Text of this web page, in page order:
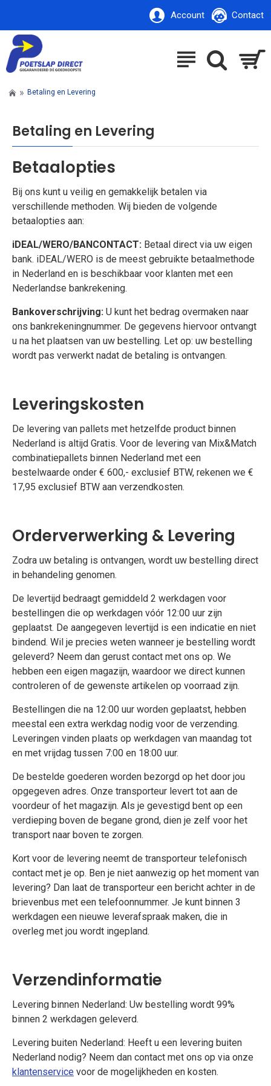
Account Contact
Betaling en Levering
Betaling en Levering
Betaalopties
Bij ons kunt u veilig en gemakkelijk betalen via
verschillende methoden. Wij bieden de volgende
betaalopties aan:
iDEAL/WERO/BANCONTACT: Betaal direct via uw eigen
bank. iDEAL/WERO is de meest gebruikte betaalmethode
in Nederland en is beschikbaar voor klanten met een
Nederlandse bankrekening.
Bankoverschrijving: U kunt het bedrag overmaken naar
ons bankrekeningnummer. De gegevens hiervoor ontvangt
u na het plaatsen van uw bestelling. Let op: uw bestelling
wordt pas verwerkt nadat de betaling is ontvangen.
Leveringskosten
De levering van pallets met hetzelfde product binnen
Nederland is altijd Gratis. Voor de levering van Mix&Match
combinatiepallets binnen Nederland met een
bestelwaarde onder € 600,- exclusief BTW, rekenen we €
17,95 exclusief BTW aan verzendkosten.
Orderverwerking & Levering
Zodra uw betaling is ontvangen, wordt uw bestelling direct
in behandeling genomen.
De levertijd bedraagt gemiddeld 2 werkdagen voor
bestellingen die op werkdagen vóór 12:00 uur zijn
geplaatst. De aangegeven levertijd is een indicatie en niet
bindend. Wil je precies weten wanneer je bestelling wordt
geleverd? Neem dan gerust contact met ons op. We
hebben een eigen magazijn, waardoor we direct kunnen
controleren of de gewenste artikelen op voorraad zijn.
Bestellingen die na 12:00 uur worden geplaatst, hebben
meestal een extra werkdag nodig voor de verzending.
Leveringen vinden plaats op werkdagen van maandag tot
en met vrijdag tussen 7:00 en 18:00 uur.
De bestelde goederen worden bezorgd op het door jou
opgegeven adres. Onze transporteur levert tot aan de
voordeur of het magazijn. Als je gevestigd bent op een
verdieping boven de begane grond, dien je zelf voor het
transport naar boven te zorgen.
Kort voor de levering neemt de transporteur telefonisch
contact met je op. Ben je niet aanwezig op het moment van
levering? Dan laat de transporteur een bericht achter in de
brievenbus met een telefoonnummer. Je kunt binnen 3
werkdagen een nieuwe leverafspraak maken, die in
overleg met jou wordt ingepland.
Verzendinformatie
Levering binnen Nederland: Uw bestelling wordt 99%
binnen 2 werkdagen geleverd.
Levering buiten Nederland: Heeft u een levering buiten
Nederland nodig? Neem dan contact met ons op via onze
klantenservice voor de mogelijkheden en kosten.